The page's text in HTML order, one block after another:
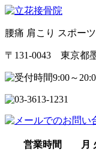
腰痛 肩こり スポー
〒131-0043 東京都
営業時間 月